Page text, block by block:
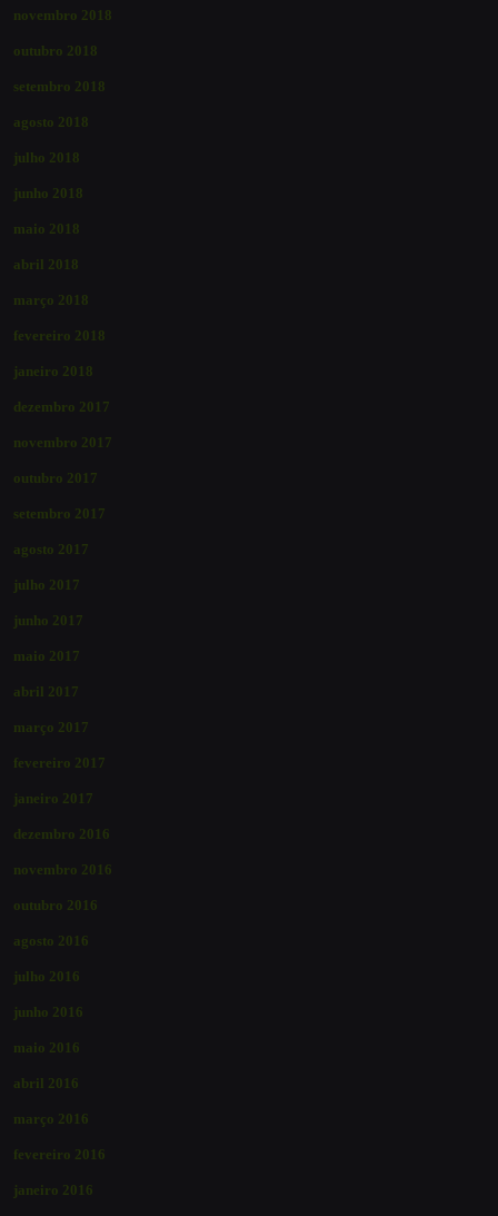
novembro 2018
outubro 2018
setembro 2018
agosto 2018
julho 2018
junho 2018
maio 2018
abril 2018
março 2018
fevereiro 2018
janeiro 2018
dezembro 2017
novembro 2017
outubro 2017
setembro 2017
agosto 2017
julho 2017
junho 2017
maio 2017
abril 2017
março 2017
fevereiro 2017
janeiro 2017
dezembro 2016
novembro 2016
outubro 2016
agosto 2016
julho 2016
junho 2016
maio 2016
abril 2016
março 2016
fevereiro 2016
janeiro 2016